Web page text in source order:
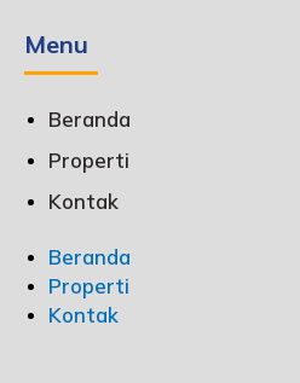
Menu
Beranda
Properti
Kontak
Beranda
Properti
Kontak